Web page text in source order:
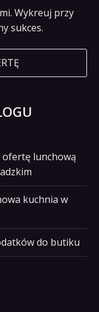
Wykreuj przy
sukces.
ofertę lunchową
kuchnia w
do butiku